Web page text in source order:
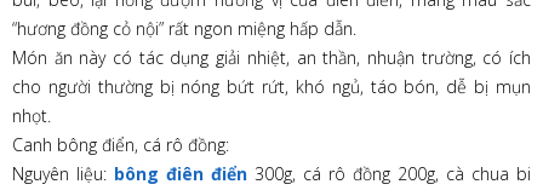
“hương đồng cỏ nội” rất ngon miệng hấp dẫn.
Món ăn này có tác dụng giải nhiệt, an thần, nhuận trường, có ích
cho người thường bị nóng bứt rứt, khó ngủ, táo bón, dễ bị mụn
nhọt.
Canh bông điển, cá rô đồng:
Nguyên liệu: bông điên điển 300g, cá rô đồng 200g, cà chua bi